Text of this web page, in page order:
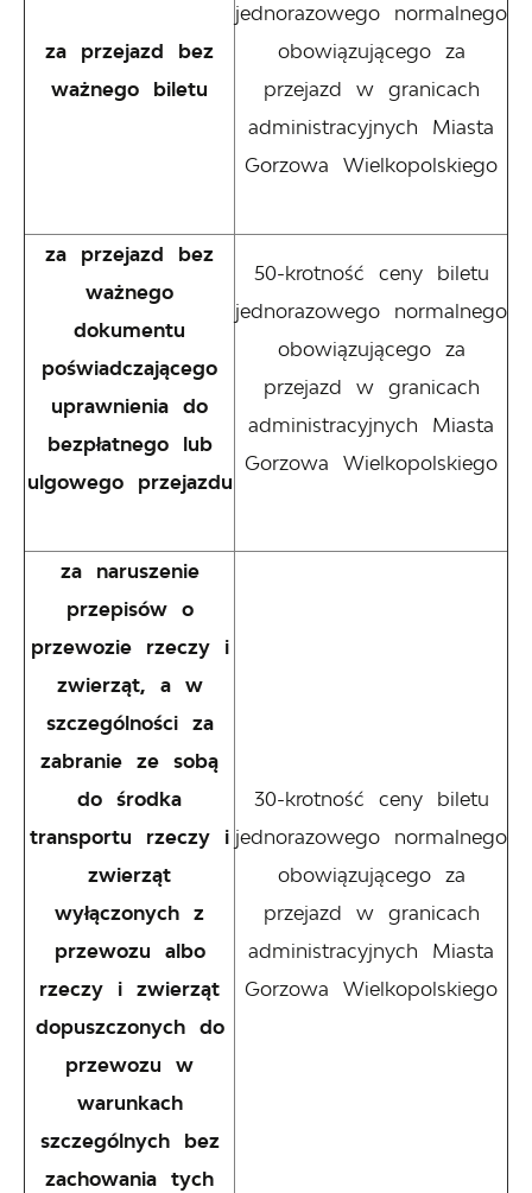
za przejazd bez
ważnego biletu
jednorazowego normalnego
obowiązującego za
przejazd w granicach
administracyjnych Miasta
Gorzowa Wielkopolskiego
za przejazd bez
ważnego
dokumentu
poświadczającego
uprawnienia do
bezpłatnego lub
ulgowego przejazdu
50-krotność ceny biletu
jednorazowego normalnego
obowiązującego za
przejazd w granicach
administracyjnych Miasta
Gorzowa Wielkopolskiego
za naruszenie
przepisów o
przewozie rzeczy i
zwierząt, a w
szczególności za
zabranie ze sobą
do środka
transportu rzeczy i
zwierząt
wyłączonych z
przewozu albo
rzeczy i zwierząt
dopuszczonych do
przewozu w
warunkach
szczególnych bez
zachowania tych
30-krotność ceny biletu
jednorazowego normalnego
obowiązującego za
przejazd w granicach
administracyjnych Miasta
Gorzowa Wielkopolskiego